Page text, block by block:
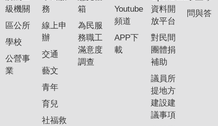
級機關
區公所
學校
公營事
業
務
線上申
辦
交通
藝文
青年
育兒
社福救
箱
為民服
務職工
滿意度
調查
Youtube
頻道
APP下
載
資料開
放平台
對民間
團體捐
補助
議員所
提地方
建設建
議事項
問與答